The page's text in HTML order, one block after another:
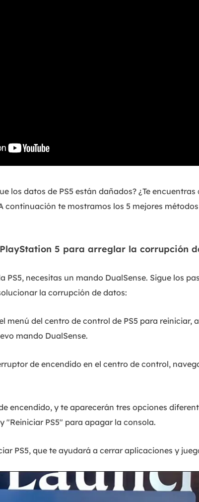
los datos de PS5 están dañados? ¿Te
continuación te mostramos los 5 mejores
5 para arreglar la corrupción
PS5, necesitas un mando DualSense. Sigue los
la corrupción de datos:
menú del centro de control de PS5 para reiniciar,
mando DualSense.
de encendido en el centro de control,
encendido, y te aparecerán tres opciones
"Reiniciar PS5" para apagar la consola.
PS5, que te ayudará a cerrar aplicaciones y